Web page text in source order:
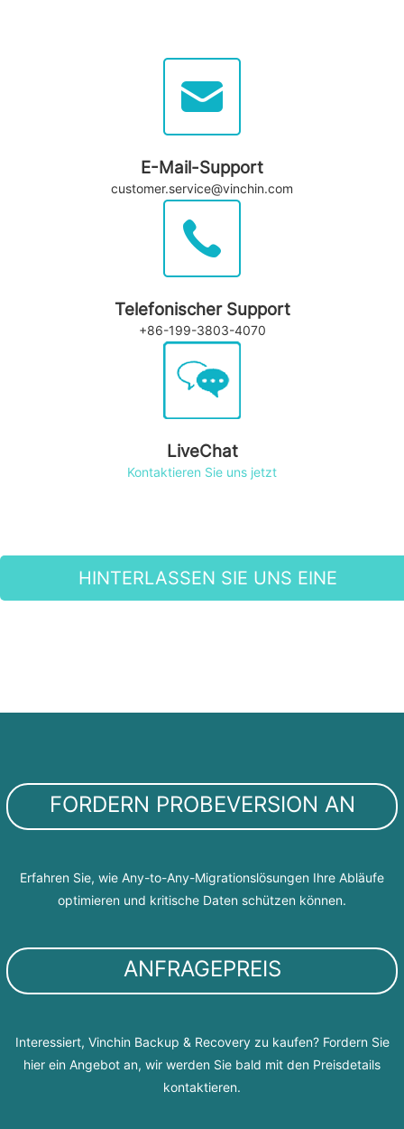
E-Mail-Support
customer.service@vinchin.com
Telefonischer Support
+86-199-3803-4070
LiveChat
Kontaktieren Sie uns jetzt
HINTERLASSEN SIE UNS EINE
FORDERN PROBEVERSION AN
Erfahren Sie, wie Any-to-Any-Migrationslösungen Ihre Abläufe
optimieren und kritische Daten schützen können.
ANFRAGEPREIS
Interessiert, Vinchin Backup & Recovery zu kaufen? Fordern Sie
hier ein Angebot an, wir werden Sie bald mit den Preisdetails
kontaktieren.